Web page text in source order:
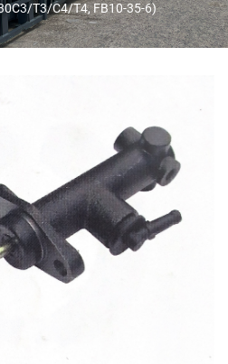
T3/C4/T4, FB10-35-6)